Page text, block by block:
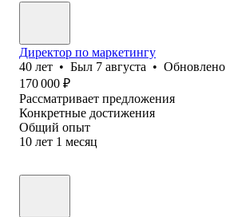
Директор по маркетингу
40 лет • Был 7 августа • Обновлено
170 000 ₽
Рассматривает предложения
Конкретные достижения
Общий опыт
10 лет 1 месяц